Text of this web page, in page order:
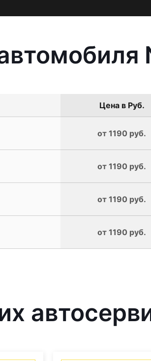
Цена в Руб.
от 1190 руб.
от 1190 руб.
от 1190 руб.
от 1190 руб.